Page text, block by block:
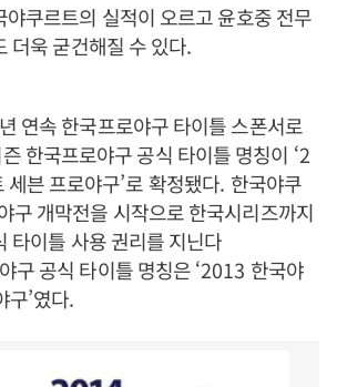
야쿠르트의 실적이 오르고 윤호중 전무
더욱 굳건해질 수 있다.
년 연속 한국프로야구 타이틀 스폰서로
한국프로야구 공식 타이틀 명칭이 ‘2
세븐 프로야구’로 확정됐다. 한국야쿠
구 개막전을 시작으로 한국시리즈까지
타이틀 사용 권리를 지닌다
구 공식 타이틀 명칭은‘2013 한국야
구’였다.